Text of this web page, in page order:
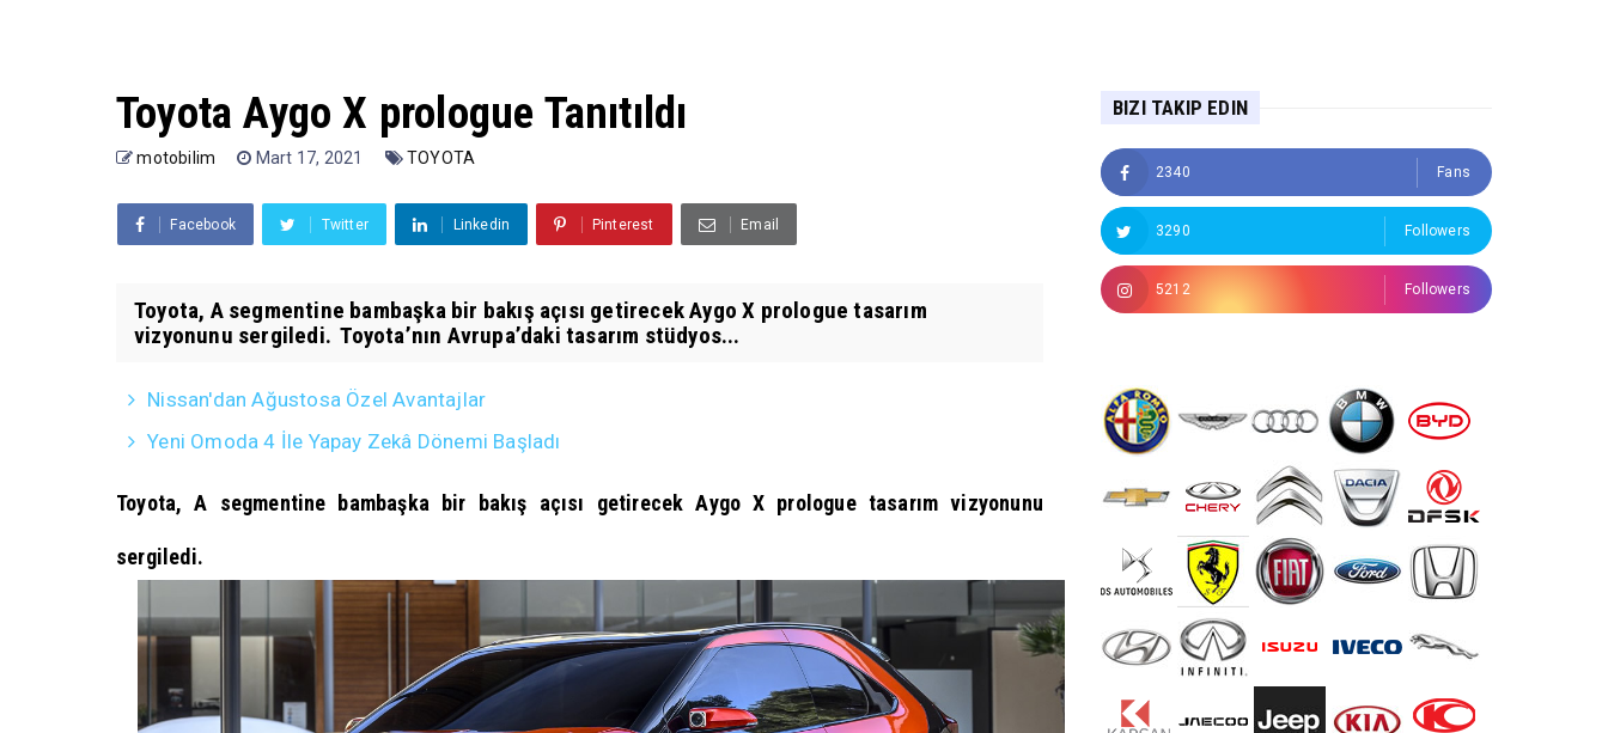
Toyota Aygo X prologue Tanıtıldı
motobilim Mart 17, 2021 TOYOTA
Facebook Twitter Linkedin Pinterest Email
Toyota, A segmentine bambaşka bir bakış açısı getirecek Aygo X prologue tasarım
vizyonunu sergiledi. Toyota’nın Avrupa’daki tasarım stüdyos...
Nissan'dan Ağustosa Özel Avantajlar
Yeni Omoda 4 İle Yapay Zekâ Dönemi Başladı
Toyota, A segmentine bambaşka bir bakış açısı getirecek Aygo X prologue tasarım vizyonunu
sergiledi.
BIZI TAKIP EDIN
2340 Fans
3290 Followers
5212 Followers